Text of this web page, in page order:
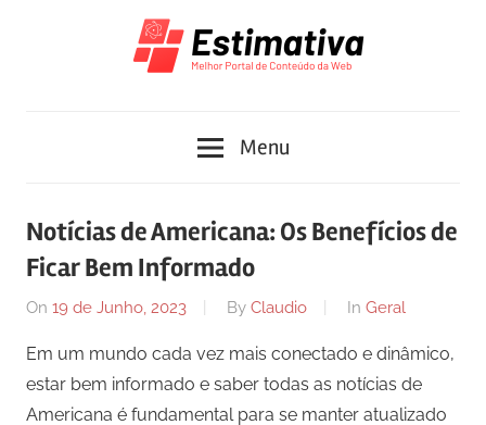
Web
2
Menu
Notícias de Americana: Os Benefícios de
Ficar Bem Informado
On 19 de Junho, 2023 By Claudio In Geral
Em um mundo cada vez mais conectado e dinâmico,
estar bem informado e saber todas as notícias de
Americana é fundamental para se manter atualizado